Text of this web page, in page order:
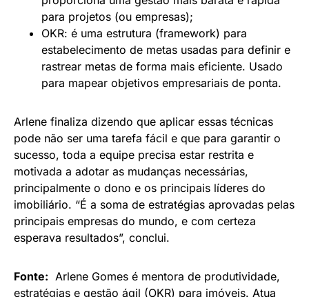
para projetos (ou empresas);
OKR: é uma estrutura (framework) para
estabelecimento de metas usadas para definir e
rastrear metas de forma mais eficiente. Usado
para mapear objetivos empresariais de ponta.
Arlene finaliza dizendo que aplicar essas técnicas
pode não ser uma tarefa fácil e que para garantir o
sucesso, toda a equipe precisa estar restrita e
motivada a adotar as mudanças necessárias,
principalmente o dono e os principais líderes do
imobiliário. “É a soma de estratégias aprovadas pelas
principais empresas do mundo, e com certeza
esperava resultados”, conclui.
Fonte: Arlene Gomes é mentora de produtividade,
estratégias e gestão ágil (OKR) para imóveis. Atua